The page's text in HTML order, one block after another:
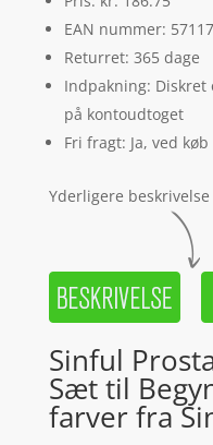
EAN nummer:
Returret: 365 dage
Indpakning:
på kontoudtoget
Fri fragt: Ja, ved
Yderligere
Sinful
Sæt til
farver fra